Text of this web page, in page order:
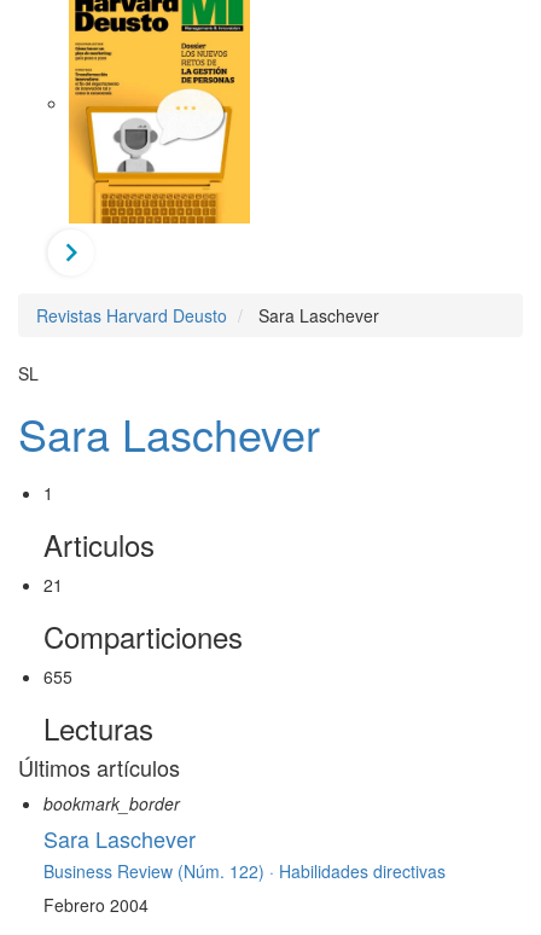
Revistas Harvard Deusto Sara Laschever
SL
Sara Laschever
1
Articulos
21
Comparticiones
655
Lecturas
Últimos artículos
bookmark_border
Sara Laschever
Business Review (Núm. 122) · Habilidades directivas
Febrero 2004